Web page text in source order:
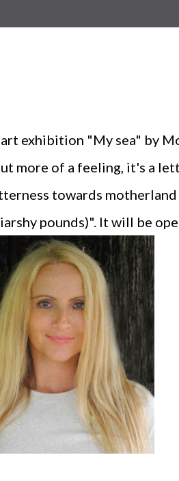
exhibition "My sea" by
more of a feeling, it's a
towards
pounds)". It will be